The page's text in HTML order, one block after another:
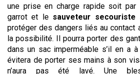
une prise en charge rapide soit par
garrot et le sauveteur secouriste
protéger des dangers liés au contact
la possibilité. Il pourra porter des
dans un sac imperméable s’il en a
évitera de porter ses mains à son
n’aura pas été lavé. Une